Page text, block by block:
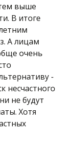
выше
В итоге
А лицам
очень
-
несчастного
не будут
Хотя